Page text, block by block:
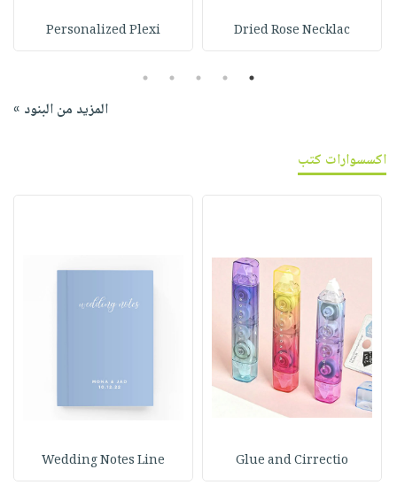
Dried Rose Necklac
Personalized Plexi
1
2
3
4
5
المزيد من البنود »
اكسسوارات كتب
Glue and Cirrectio
Wedding Notes Line